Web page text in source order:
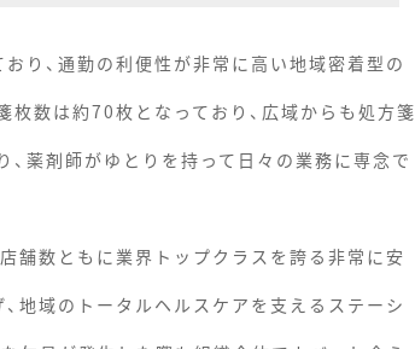
り、通勤の利便性が非常に高い地域密着型の
数は約70枚となっており、広域からも処方箋
薬剤師がゆとりを持って日々の業務に専念で
舗数ともに業界トップクラスを誇る非常に安
地域のトータルヘルスケアを支えるステーシ